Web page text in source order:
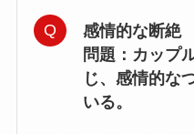
感情的な断絶
問題 ：カップ
じ、感情的な
いる。